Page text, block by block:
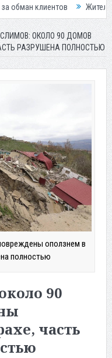
Жителей Дагестана
ОКОЛО 90 ДОМОВ
РАЗРУШЕНА ПОЛНОСТЬЮ
оползнем в
полностью
90
часть